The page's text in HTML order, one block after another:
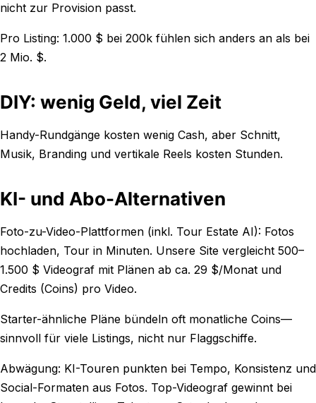
nicht zur Provision passt.
Pro Listing: 1.000 $ bei 200k fühlen sich anders an als bei
2 Mio. $.
DIY: wenig Geld, viel Zeit
Handy-Rundgänge kosten wenig Cash, aber Schnitt,
Musik, Branding und vertikale Reels kosten Stunden.
KI- und Abo-Alternativen
Foto-zu-Video-Plattformen (inkl. Tour Estate AI): Fotos
hochladen, Tour in Minuten. Unsere Site vergleicht 500–
1.500 $ Videograf mit Plänen ab ca. 29 $/Monat und
Credits (Coins) pro Video.
Starter-ähnliche Pläne bündeln oft monatliche Coins—
sinnvoll für viele Listings, nicht nur Flaggschiffe.
Abwägung: KI-Touren punkten bei Tempo, Konsistenz und
Social-Formaten aus Fotos. Top-Videograf gewinnt bei